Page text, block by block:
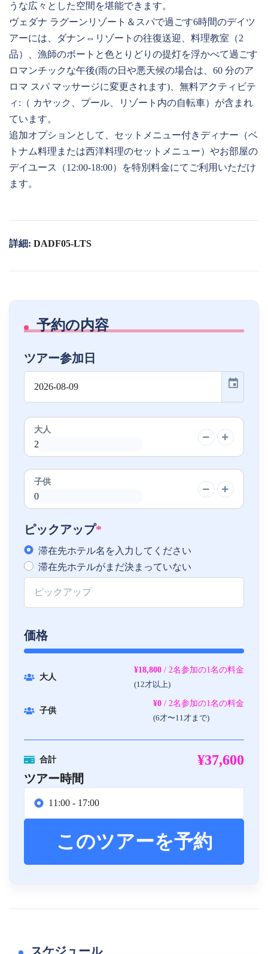
うな広々とした空間を堪能できます。
ヴェダナ ラグーンリゾート＆スパで過ごす6時間のデイツ
アーには、ダナン⇔リゾートの往復送迎、料理教室（2
品）、漁師のボートと色とりどりの提灯を浮かべて過ごす
ロマンチックな午後(雨の日や悪天候の場合は、60 分のア
ロマ スパ マッサージに変更されます)、無料アクティビテ
ィ:（ カヤック、プール、リゾート内の自転車）が含まれ
ています。
追加オプションとして、セットメニュー付きディナー（ベ
トナム料理または西洋料理のセットメニュー）やお部屋の
デイユース（12:00-18:00）を特別料金にてご利用いただけ
ます。
詳細: DADF05-LTS
予約の内容
ツアー参加日
event
大人
子供
ピックアップ*
滞在先ホテル名を入力してください
滞在先ホテルがまだ決まっていない
価格
大人
¥18,800 / 2名参加の1名の料金
(12才以上)
子供
¥0 / 2名参加の1名の料金
(6才〜11才まで)
合計 ¥37,600
ツアー時間
11:00 - 17:00
このツアーを予約
スケジュール